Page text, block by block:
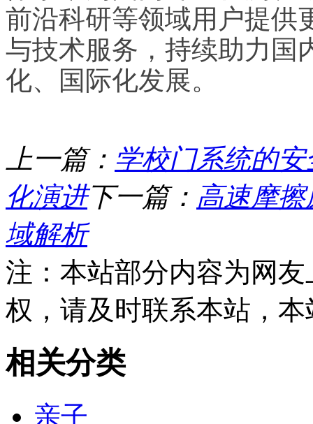
前沿科研等领域用户提供
与技术服务，持续助力国
化、国际化发展。
上一篇： 学校门系统的
化演进下一篇： 高速摩
域解析
注：本站部分内容为网
权，请及时联系本站，
相关分类
亲子